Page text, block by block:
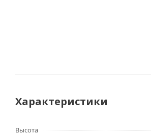
Характеристики
Высота